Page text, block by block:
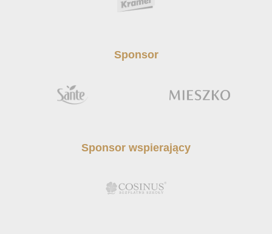
Sponsor
Sponsor wspierający